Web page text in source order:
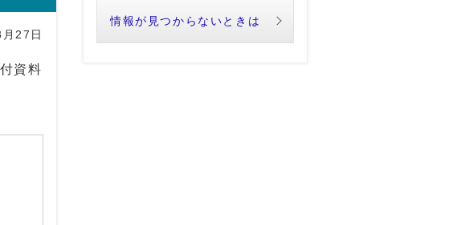
27日
資料
情報が見つからないときは